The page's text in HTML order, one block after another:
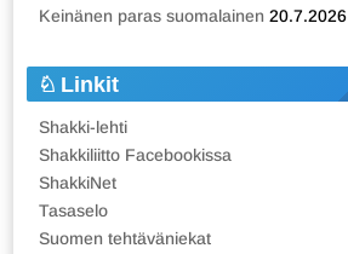
Keinänen paras suomalainen 20.7.2026
Linkit
Shakki-lehti
Shakkiliitto Facebookissa
ShakkiNet
Tasaselo
Suomen tehtäväniekat